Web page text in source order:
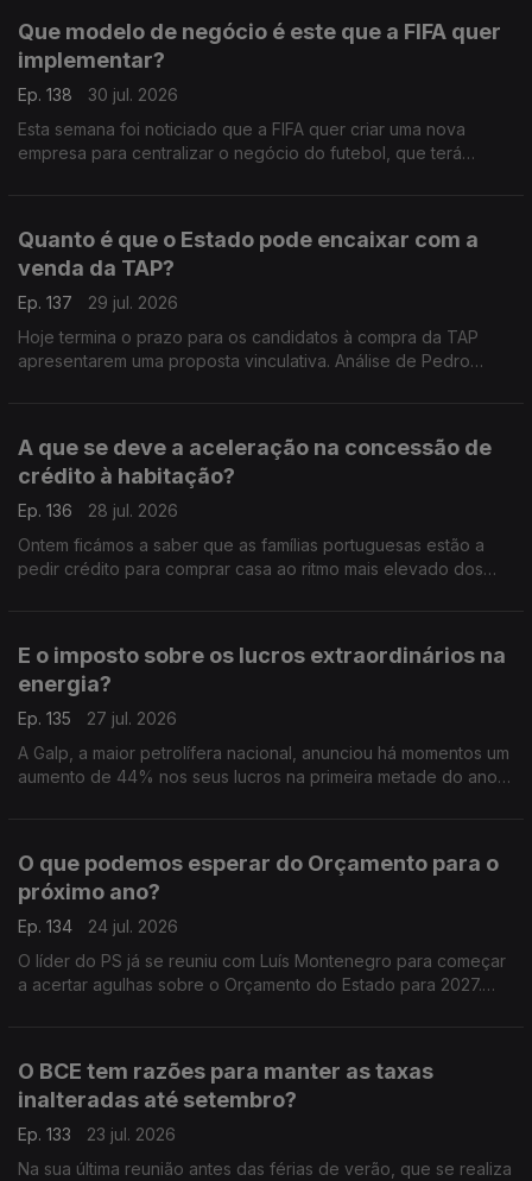
Que modelo de negócio é este que a FIFA quer
implementar?
Ep. 138
30 jul. 2026
Esta semana foi noticiado que a FIFA quer criar uma nova
empresa para centralizar o negócio do futebol, que terá
Quanto é que o Estado pode encaixar com a
venda da TAP?
Ep. 137
29 jul. 2026
Hoje termina o prazo para os candidatos à compra da TAP
apresentarem uma proposta vinculativa. Análise de Pedro
A que se deve a aceleração na concessão de
crédito à habitação?
Ep. 136
28 jul. 2026
Ontem ficámos a saber que as famílias portuguesas estão a
pedir crédito para comprar casa ao ritmo mais elevado dos
E o imposto sobre os lucros extraordinários na
energia?
Ep. 135
27 jul. 2026
A Galp, a maior petrolífera nacional, anunciou há momentos um
aumento de 44% nos seus lucros na primeira metade do ano,
O que podemos esperar do Orçamento para o
próximo ano?
Ep. 134
24 jul. 2026
O líder do PS já se reuniu com Luís Montenegro para começar
a acertar agulhas sobre o Orçamento do Estado para 2027.
O BCE tem razões para manter as taxas
inalteradas até setembro?
Ep. 133
23 jul. 2026
Na sua última reunião antes das férias de verão, que se realiza